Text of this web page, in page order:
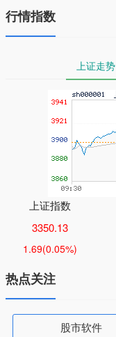
行情指数
上证走势
上证指数
3350.13
1.69(0.05%)
热点关注
股市软件